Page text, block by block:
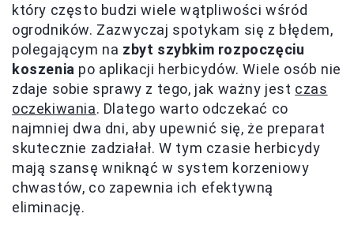
który często budzi wiele wątpliwości wśród
ogrodników. Zazwyczaj spotykam się z błędem,
polegającym na zbyt szybkim rozpoczęciu
koszenia po aplikacji herbicydów. Wiele osób nie
zdaje sobie sprawy z tego, jak ważny jest czas
oczekiwania. Dlatego warto odczekać co
najmniej dwa dni, aby upewnić się, że preparat
skutecznie zadziałał. W tym czasie herbicydy
mają szansę wniknąć w system korzeniowy
chwastów, co zapewnia ich efektywną
eliminację.